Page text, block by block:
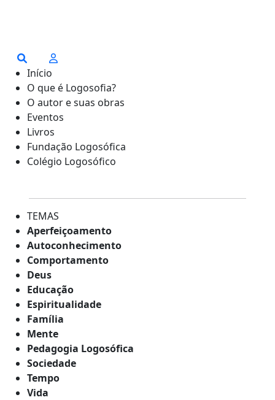
Início
O que é Logosofia?
O autor e suas obras
Eventos
Livros
Fundação Logosófica
Colégio Logosófico
TEMAS
Aperfeiçoamento
Autoconhecimento
Comportamento
Deus
Educação
Espiritualidade
Família
Mente
Pedagogia Logosófica
Sociedade
Tempo
Vida